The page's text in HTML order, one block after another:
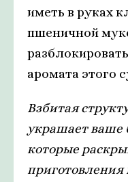
иметь в руках
пшеничной
аромата этого
Взбитая
украшает ваше
которые